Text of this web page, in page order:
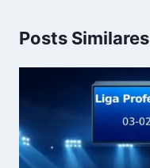
Posts Similares